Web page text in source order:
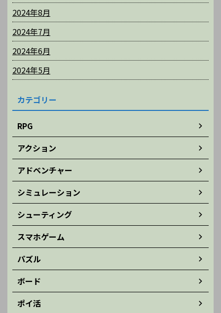
2024年8月
2024年7月
2024年6月
2024年5月
カテゴリー
RPG
アクション
アドベンチャー
シミュレーション
シューティング
スマホゲーム
パズル
ボード
ポイ活